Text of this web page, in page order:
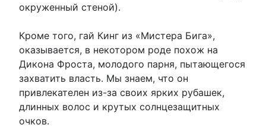
окруженный стеной).
Кроме того, гай Кинг из «Мистера Бига»,
оказывается, в некотором роде похож на
Дикона Фроста, молодого парня, пытающегося
захватить власть. Мы знаем, что он
привлекателен из-за своих ярких рубашек,
длинных волос и крутых солнцезащитных
очков.